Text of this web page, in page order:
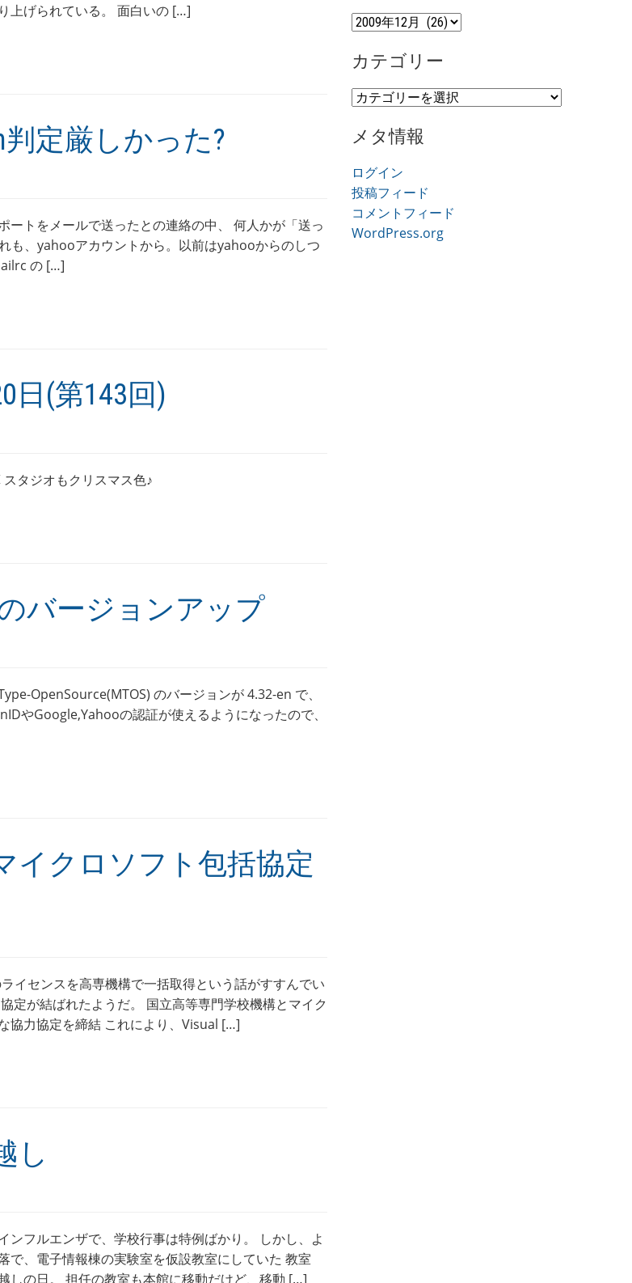
上げられている。 面白いの […]
判定厳しかった?
ートをメールで送ったとの連絡の中、 何人かが「送っ
も、yahooアカウントから。以前はyahooからのしつ
の […]
日(第143回)
タジオもクリスマス色♪
のバージョンアップ
OpenSource(MTOS) のバージョンが 4.32-en で、
やGoogle,Yahooの認証が使えるようになったので、
イクロソフト包括協定
イセンスを高専機構で一括取得という話がすすんでい
定が結ばれたようだ。 国立高等専門学校機構とマイク
協力協定を締結 これにより、Visual […]
し
ンフルエンザで、学校行事は特例ばかり。 しかし、よ
で、電子情報棟の実験室を仮設教室にしていた 教室
しの日。 担任の教室も本館に移動だけど、移動 […]
ア
カ
ブ
カテゴリー
カ
ゴ
ー
メタ情報
ログイン
投稿フィード
コメントフィード
WordPress.org